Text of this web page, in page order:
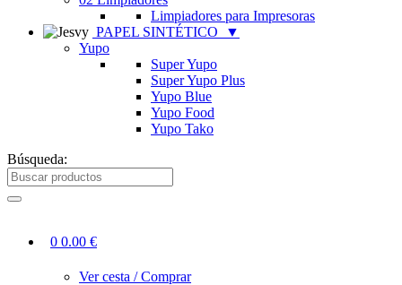
Limpiadores para Impresoras
PAPEL SINTÉTICO
▼
Yupo
Super Yupo
Super Yupo Plus
Yupo Blue
Yupo Food
Yupo Tako
Búsqueda:
0 0.00 €
Ver cesta / Comprar